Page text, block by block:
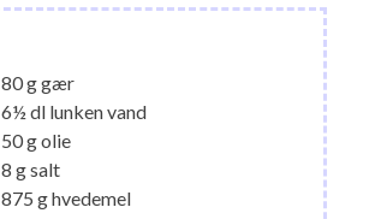
80 g gær
6½ dl lunken vand
50 g olie
8 g salt
875 g hvedemel